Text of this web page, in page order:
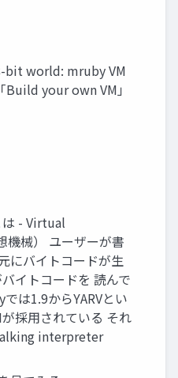
bit world: mruby VM
your own VM」
は - Virtual
機械） ユーザーが書
にバイトコードが生
イトコードを 読んで
は1.9からYARVとい
採用されている それ
interpreter